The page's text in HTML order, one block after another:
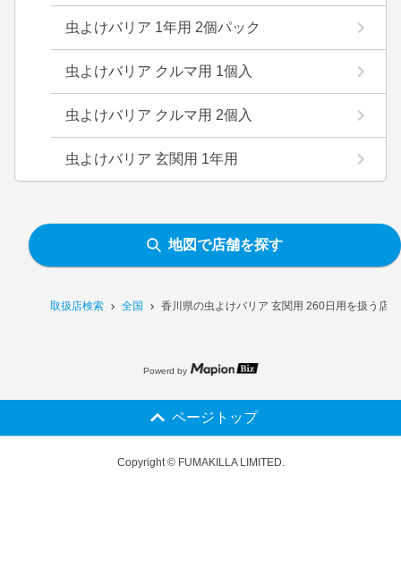
取扱店検索 全国 香川県の虫よけバリア 玄関用 260日用を扱う店
虫よけバリア 1年用 2個パック
虫よけバリア クルマ用 1個入
虫よけバリア クルマ用 2個入
虫よけバリア 玄関用 1年用
地図で店舗を探す
Powerd by
ページトップ
Copyright © FUMAKILLA LIMITED.